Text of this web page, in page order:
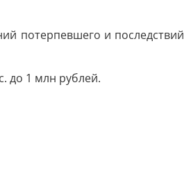
потерпевшего и последствий
до 1 млн рублей.